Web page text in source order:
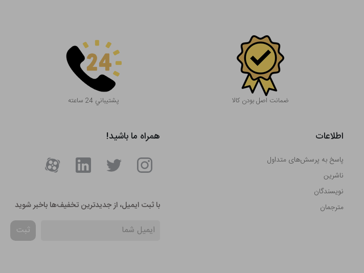
ضمانت اصل بودن کالا پشتيباني 24 ساعته
اطلاعات
پاسخ به پرسش‌های متداول
ناشرین
نویسندگان
مترجمان
همراه ما باشید!
با ثبت ایمیل، از جدید‌ترین تخفیف‌ها با‌خبر شوید
ثبت